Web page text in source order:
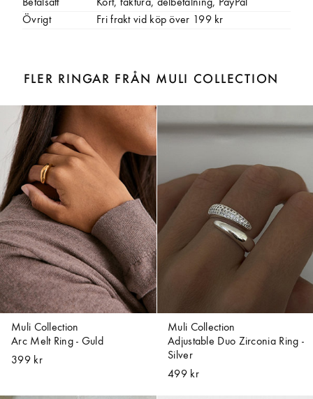
Betalsätt
Kort, faktura, delbetalning, PayPal
Övrigt
Fri frakt vid köp över 199 kr
FLER RINGAR FRÅN MULI COLLECTION
Muli Collection
Arc Melt Ring - Guld
399 kr
Muli Collection
Adjustable Duo Zirconia Ring -
Silver
499 kr